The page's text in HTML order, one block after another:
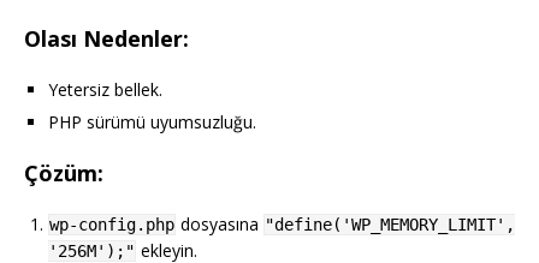
Olası Nedenler:
Yetersiz bellek.
PHP sürümü uyumsuzluğu.
Çözüm:
wp-config.php dosyasına "define('WP_MEMORY_LIMIT',
'256M');" ekleyin.